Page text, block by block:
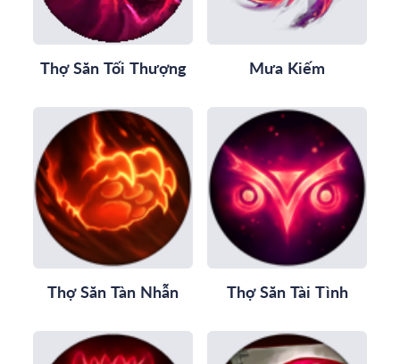
Thợ Săn Tối Thượng Mưa Kiếm
Thợ Săn Tàn Nhẫn Thợ Săn Tài Tình